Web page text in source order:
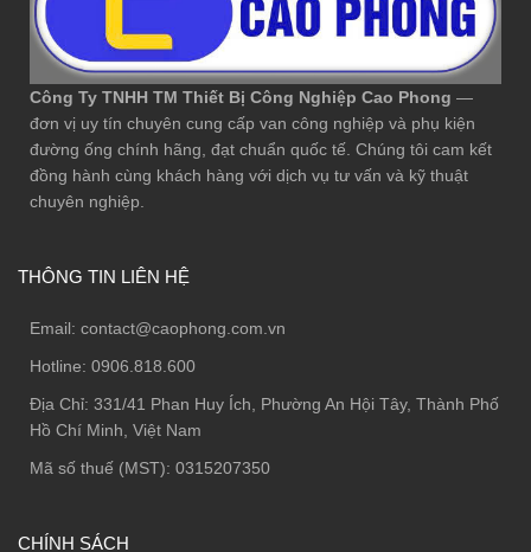
Công Ty TNHH TM Thiết Bị Công Nghiệp Cao Phong —
đơn vị uy tín chuyên cung cấp van công nghiệp và phụ kiện
đường ống chính hãng, đạt chuẩn quốc tế. Chúng tôi cam kết
đồng hành cùng khách hàng với dịch vụ tư vấn và kỹ thuật
chuyên nghiệp.
THÔNG TIN LIÊN HỆ
Email: contact@caophong.com.vn
Hotline: 0906.818.600
Địa Chỉ: 331/41 Phan Huy Ích, Phường An Hội Tây, Thành Phố
Hồ Chí Minh, Việt Nam
Mã số thuế (MST): 0315207350
CHÍNH SÁCH